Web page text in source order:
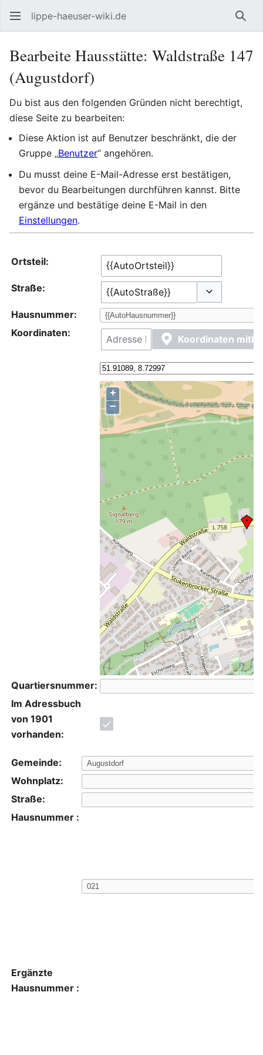
lippe-haeuser-wiki.de
Bearbeite Hausstätte: Waldstraße 147
(Augustdorf)
Du bist aus den folgenden Gründen nicht berechtigt,
diese Seite zu bearbeiten:
Diese Aktion ist auf Benutzer beschränkt, die der
Gruppe „Benutzer“ angehören.
Du musst deine E-Mail-Adresse erst bestätigen,
bevor du Bearbeitungen durchführen kannst. Bitte
ergänze und bestätige deine E-Mail in den
Einstellungen.
Ortsteil:
Straße:
Optionen
Hausnummer:
Koordinaten:
Koordinaten
+
−
Quartiersnummer:
Im Adressbuch
von 1901
vorhanden:
Gemeinde:
Wohnplatz:
Straße:
Hausnummer :
Ergänzte
Hausnummer :